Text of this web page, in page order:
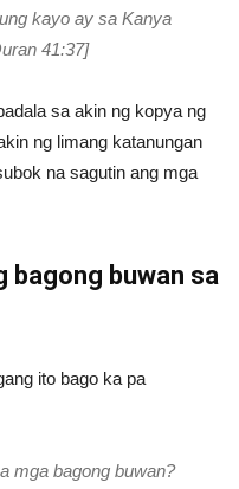
kayo ay sa Kanya
41:37]
sa akin ng kopya ng
ng limang katanungan
na sagutin ang mga
bagong buwan sa
ito bago ka pa
mga bagong buwan?